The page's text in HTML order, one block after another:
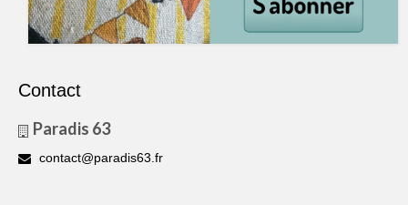
Contact
Paradis 63
contact@paradis63.fr